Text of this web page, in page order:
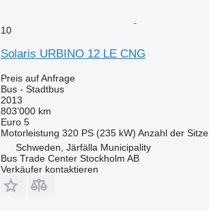
10
Solaris URBINO 12 LE CNG
Preis auf Anfrage
Bus - Stadtbus
2013
803’000 km
Euro 5
Motorleistung 320 PS (235 kW) Anzahl der Sitze
Schweden, Järfälla Municipality
Bus Trade Center Stockholm AB
Verkäufer kontaktieren